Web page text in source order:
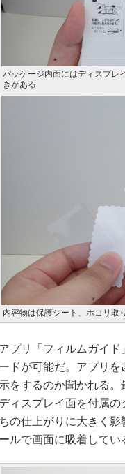
パッケージ内面にはディスプレ
きがある
内容物は保護シート、ホコリ取
プリ「フィルムガイド
ドが可能だ。アプリ
をするのか聞かれる
ィスプレイ面を付属
の仕上がりに大きく
ルで画面に吸着してい